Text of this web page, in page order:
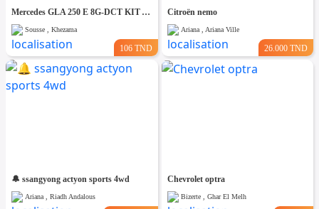
Mercedes GLA 250 E 8G-DCT KIT AMG PACK NIGHT
Sousse , Khezama
106 TND
Citroën nemo
Ariana , Ariana Ville
26.000 TND
🔔 ssangyong actyon sports 4wd
Ariana , Riadh Andalous
Chevrolet optra
Bizerte , Ghar El Melh